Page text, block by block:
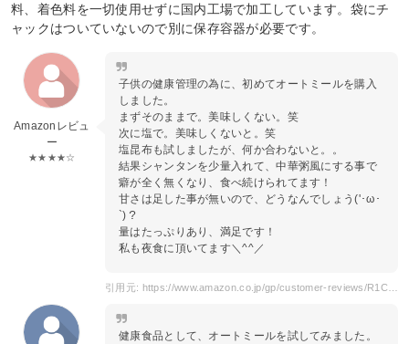
料、着色料を一切使用せずに国内工場で加工しています。袋にチ
ャックはついていないので別に保存容器が必要です。
Amazonレビュ
ー
★★★★☆
子供の健康管理の為に、初めてオートミールを購入
しました。
まずそのままで。美味しくない。笑
次に塩で。美味しくないと。笑
塩昆布も試しましたが、何か合わないと。。
結果シャンタンを少量入れて、中華粥風にする事で
癖が全く無くなり、食べ続けられてます！
甘さは足した事が無いので、どうなんでしょう('･ω･
`)？
量はたっぷりあり、満足です！
私も夜食に頂いてます＼^^／
健康食品として、オートミールを試してみました。